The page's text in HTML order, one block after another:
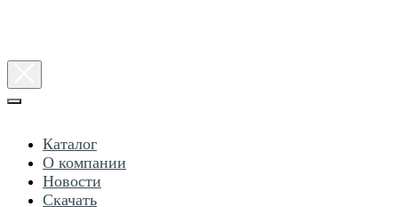
Консультация
по товарам
Каталог
О компании
Новости
Скачать